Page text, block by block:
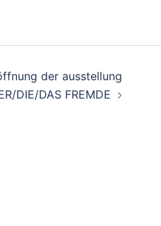
der ausstellung
DIE/DAS FREMDE